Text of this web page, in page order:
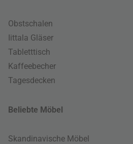
Obstschalen
Iittala Gläser
Tabletttisch
Kaffeebecher
Tagesdecken
Beliebte Möbel
Skandinavische Möbel